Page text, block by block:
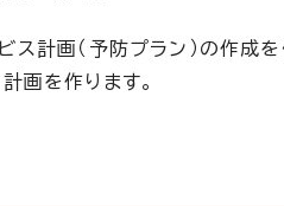
計画（予防プラン）の作成を
画を作ります。